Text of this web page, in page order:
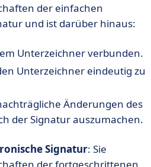
der einfachen
und ist darüber hinaus:
Unterzeichner verbunden.
Unterzeichner eindeutig zu
Änderungen des
der Signatur auszumachen.
Signatur: Sie